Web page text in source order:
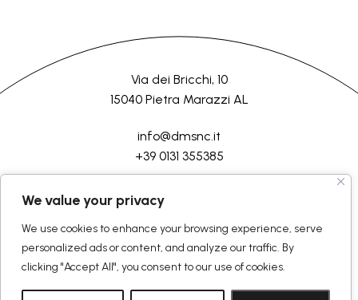
We value your privacy
We use cookies to enhance your browsing experience, serve
personalized ads or content, and analyze our traffic. By
clicking "Accept All", you consent to our use of cookies.
Via dei Bricchi, 10
15040 Pietra Marazzi AL
info@dmsnc.it
+39 0131 355385
©2026 D.M.Semilavorati srlTutti i diritti riservati
Politica GeneraleRendicontazione